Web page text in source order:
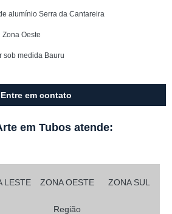
alumínio Serra da Cantareira
Oeste
sob medida Bauru
Entre em contato
em Tubos atende:
LESTE ZONA OESTE ZONA SUL
Região